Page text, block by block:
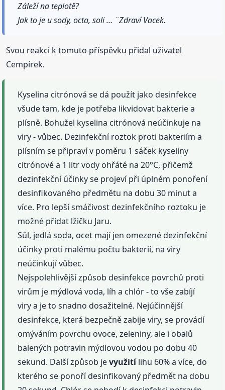
Záleží na teplotě?
Jak to je u sody, octa, soli … ¨Zdraví Vacek.
Svou reakci k tomuto příspěvku přidal uživatel
Cempírek.
Kyselina citrónová se dá použít jako desinfekce
všude tam, kde je potřeba likvidovat bakterie a
plísně. Bohužel kyselina citrónová neúčinkuje na
viry - vůbec. Dezinfekční roztok proti bakteriím a
plísním se připraví v poměru 1 sáček kyseliny
citrónové a 1 litr vody ohřáté na 20°C, přičemž
dezinfekční účinky se projeví při úplném ponoření
desinfikovaného předmětu na dobu 30 minut a
více. Pro lepší smáčivost dezinfekčního roztoku je
možné přidat lžičku Jaru.
Sůl, jedlá soda, ocet mají jen omezené dezinfekční
účinky proti malému počtu bakterií, na viry
neúčinkují vůbec.
Nejspolehlivější způsob desinfekce povrchů proti
virům je mýdlová voda, líh a chlór - to vše zabíjí
viry a je to snadno dosažitelné. Nejúčinnější
desinfekce, která bezpečně zabije viry, se provádí
omýváním povrchu ovoce, zeleniny, ale i obalů
balených potravin mýdlovou vodou po dobu 40
sekund. Další způsob jevyužitílihu 60% a více, do
kterého se ponoří desinfikovaný předmět na dobu